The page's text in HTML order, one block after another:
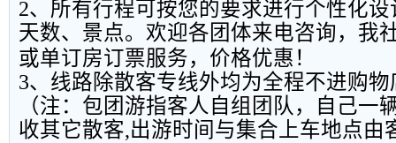
2、所有行程可按您的要求进行个性化
天数、景点。欢迎各团体来电咨询，我
或单订房订票服务，价格优惠！
3、线路除散客专线外均为全程不进购
（注：包团游指客人自组团队，自己一
收其它散客,出游时间与集合上车地点由